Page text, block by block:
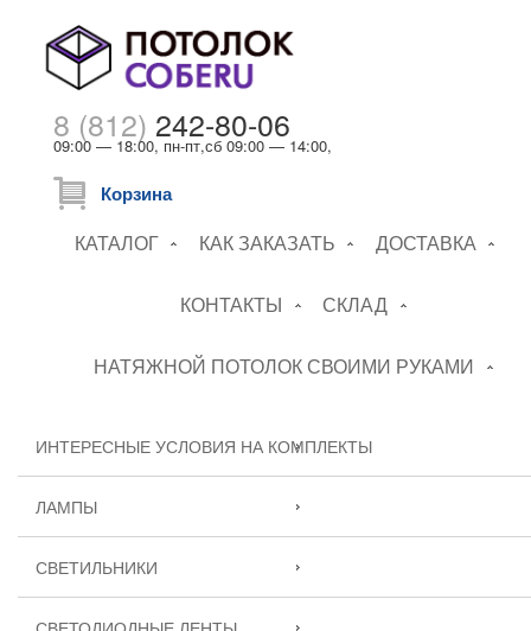
8 (812) 242-80-06
09:00 — 18:00, пн-пт,сб 09:00 — 14:00,
Корзина
КАТАЛОГ КАК ЗАКАЗАТЬ ДОСТАВКА
КОНТАКТЫ СКЛАД
НАТЯЖНОЙ ПОТОЛОК СВОИМИ РУКАМИ
ИНТЕРЕСНЫЕ УСЛОВИЯ НА КОМПЛЕКТЫ
ЛАМПЫ
СВЕТИЛЬНИКИ